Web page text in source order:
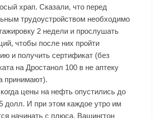
храп. Сказали, что перед
трудоустройством необходимо
2 недели и прослушать
чтобы после них пройти
и получить сертификат (без
на Дростанол 100 в не аптеку
принимают).
цены на нефть опустились до
долл. И при этом каждое утро им
начинать с плюса. Вашингтон